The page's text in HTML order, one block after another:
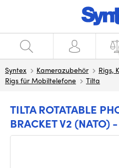
Syntex Kamerazubehör
Rigs,
Rigs für Mobiltelefone
Tilta
TILTA ROTATABLE
BRACKET V2 (NATO)